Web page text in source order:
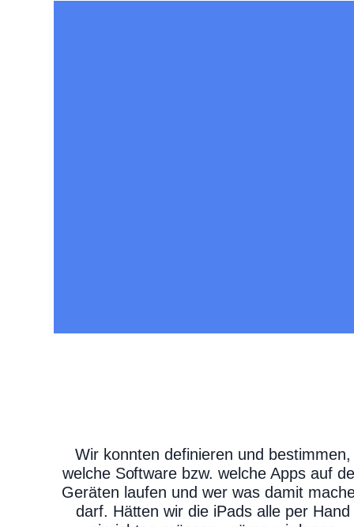
Wir konnten definieren und bestimmen,
welche Software bzw. welche Apps auf
Geräten laufen und wer was damit
darf. Hätten wir die iPads alle per Hand